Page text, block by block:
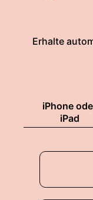
Erhalte
iPhone
iPad